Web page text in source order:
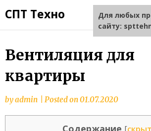
СПТ Техно
Вентиляция для
квартиры
byadmin Posted on01.07.2020
Содержание
Для любых
сайту: